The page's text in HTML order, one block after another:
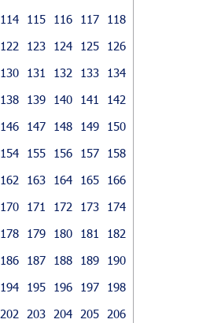
114 115 116 117
118
122 123 124 125
126
130 131 132 133
134
138 139 140 141
142
146 147 148 149
150
154 155 156 157
158
162 163 164 165
166
170 171 172 173
174
178 179 180 181
182
186 187 188 189
190
194 195 196 197
198
202 203 204 205
206